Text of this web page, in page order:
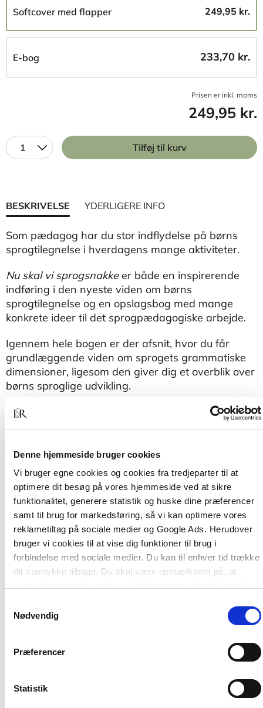
Denne hjemmeside bruger cookies
Vi bruger egne cookies og cookies fra tredjeparter til at
optimere dit besøg på vores hjemmeside ved at sikre
funktionalitet, generere statistik og huske dine præferencer
samt til brug for markedsføring, så vi kan optimere vores
reklametiltag på sociale medier og Google Ads. Herudover
bruger vi cookies til at vise dig funktioner til brug i
forbindelse med sociale medier. Du kan til enhver tid trække
dit samtykke tilbage. Du skal være opmærksom på, at
Nødvendig
Præferencer
Statistik
Softcover med flapper 249,95 kr.
E-bog 233,70 kr.
Prisen er inkl, moms
249,95 kr.
1 Tilføj til kurv
BESKRIVELSE YDERLIGERE INFO
Som pædagog har du stor indflydelse på børns
sprogtilegnelse i hverdagens mange aktiviteter.
Nu skal vi sprogsnakkeer både en inspirerende
indføring i den nyeste viden om børns
sprogtilegnelse og en opslagsbog med mange
konkrete ideer til det sprogpædagogiske arbejde.
Igennem hele bogen er der afsnit, hvor du får
grundlæggende viden om sprogets grammatiske
dimensioner, ligesom den giver dig et overblik over
børns sproglige udvikling.
Nu skal vi sprogsnakke
har fokus på almindelige
pædagogstuderende.
Andre har også købt